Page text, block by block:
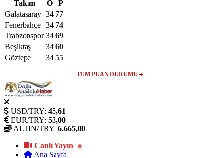
Takım O
P
Galatasaray 34 77
Fenerbahçe 34 74
Trabzonspor 34 69
Beşiktaş
34 60
Göztepe
34 55
TÜM PUAN DURUMU
USD/TRY: 45,61
EUR/TRY: 53,00
ALTIN/TRY: 6.665,00
Canlı Yayın
Ana Sayfa